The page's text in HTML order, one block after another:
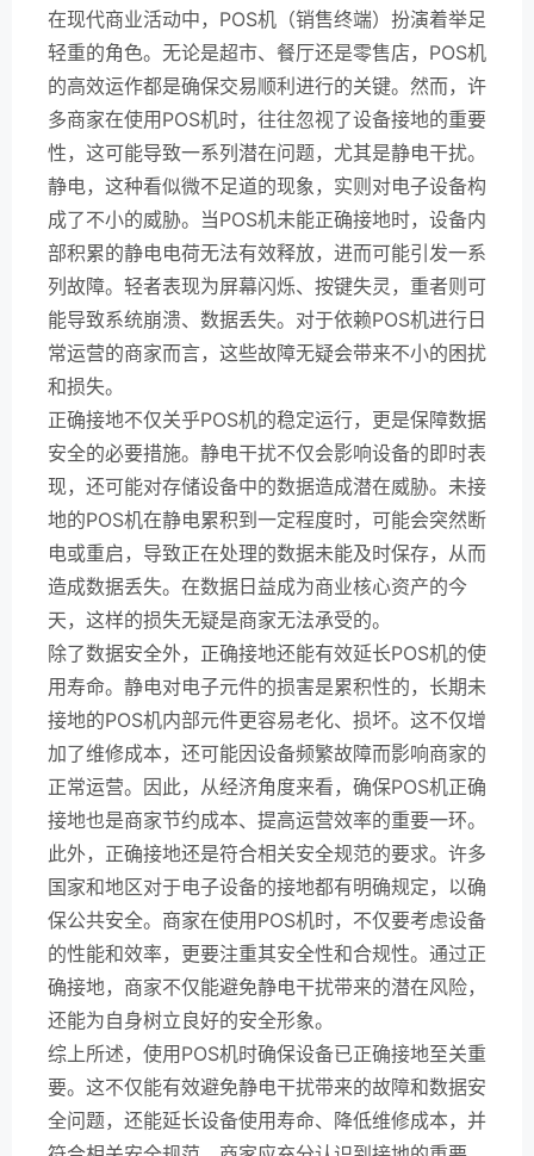
在现代商业活动中，POS机（销售终端）扮演着举足
轻重的角色。无论是超市、餐厅还是零售店，POS机
的高效运作都是确保交易顺利进行的关键。然而，许
多商家在使用POS机时，往往忽视了设备接地的重要
性，这可能导致一系列潜在问题，尤其是静电干扰。
静电，这种看似微不足道的现象，实则对电子设备构
成了不小的威胁。当POS机未能正确接地时，设备内
部积累的静电电荷无法有效释放，进而可能引发一系
列故障。轻者表现为屏幕闪烁、按键失灵，重者则可
能导致系统崩溃、数据丢失。对于依赖POS机进行日
常运营的商家而言，这些故障无疑会带来不小的困扰
和损失。
正确接地不仅关乎POS机的稳定运行，更是保障数据
安全的必要措施。静电干扰不仅会影响设备的即时表
现，还可能对存储设备中的数据造成潜在威胁。未接
地的POS机在静电累积到一定程度时，可能会突然断
电或重启，导致正在处理的数据未能及时保存，从而
造成数据丢失。在数据日益成为商业核心资产的今
天，这样的损失无疑是商家无法承受的。
除了数据安全外，正确接地还能有效延长POS机的使
用寿命。静电对电子元件的损害是累积性的，长期未
接地的POS机内部元件更容易老化、损坏。这不仅增
加了维修成本，还可能因设备频繁故障而影响商家的
正常运营。因此，从经济角度来看，确保POS机正确
接地也是商家节约成本、提高运营效率的重要一环。
此外，正确接地还是符合相关安全规范的要求。许多
国家和地区对于电子设备的接地都有明确规定，以确
保公共安全。商家在使用POS机时，不仅要考虑设备
的性能和效率，更要注重其安全性和合规性。通过正
确接地，商家不仅能避免静电干扰带来的潜在风险，
还能为自身树立良好的安全形象。
综上所述，使用POS机时确保设备已正确接地至关重
要。这不仅能有效避免静电干扰带来的故障和数据安
全问题，还能延长设备使用寿命、降低维修成本，并